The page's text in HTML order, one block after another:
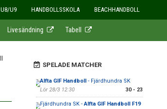
U8/U9 HANDBOLLSSKOLA BEACHHANDBOLL
Livesändning Tabell
SPELADE MATCHER
Alfta GIF Handboll- Fjärdhundra SK
Lör 28/3 12:30
30 - 23
Fjärdhundra SK -Alfta GIF Handboll F19